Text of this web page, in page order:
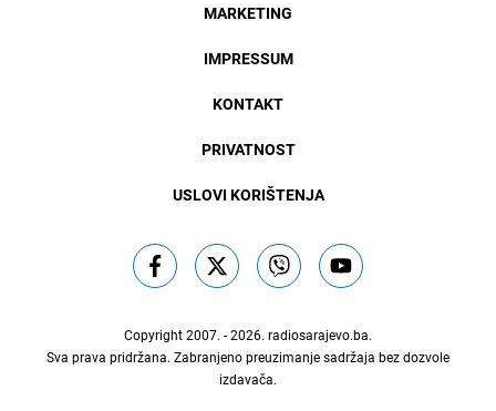
MARKETING
IMPRESSUM
KONTAKT
PRIVATNOST
USLOVI KORIŠTENJA
Copyright 2007. - 2026. radiosarajevo.ba.
Sva prava pridržana. Zabranjeno preuzimanje sadržaja bez dozvole
izdavača.